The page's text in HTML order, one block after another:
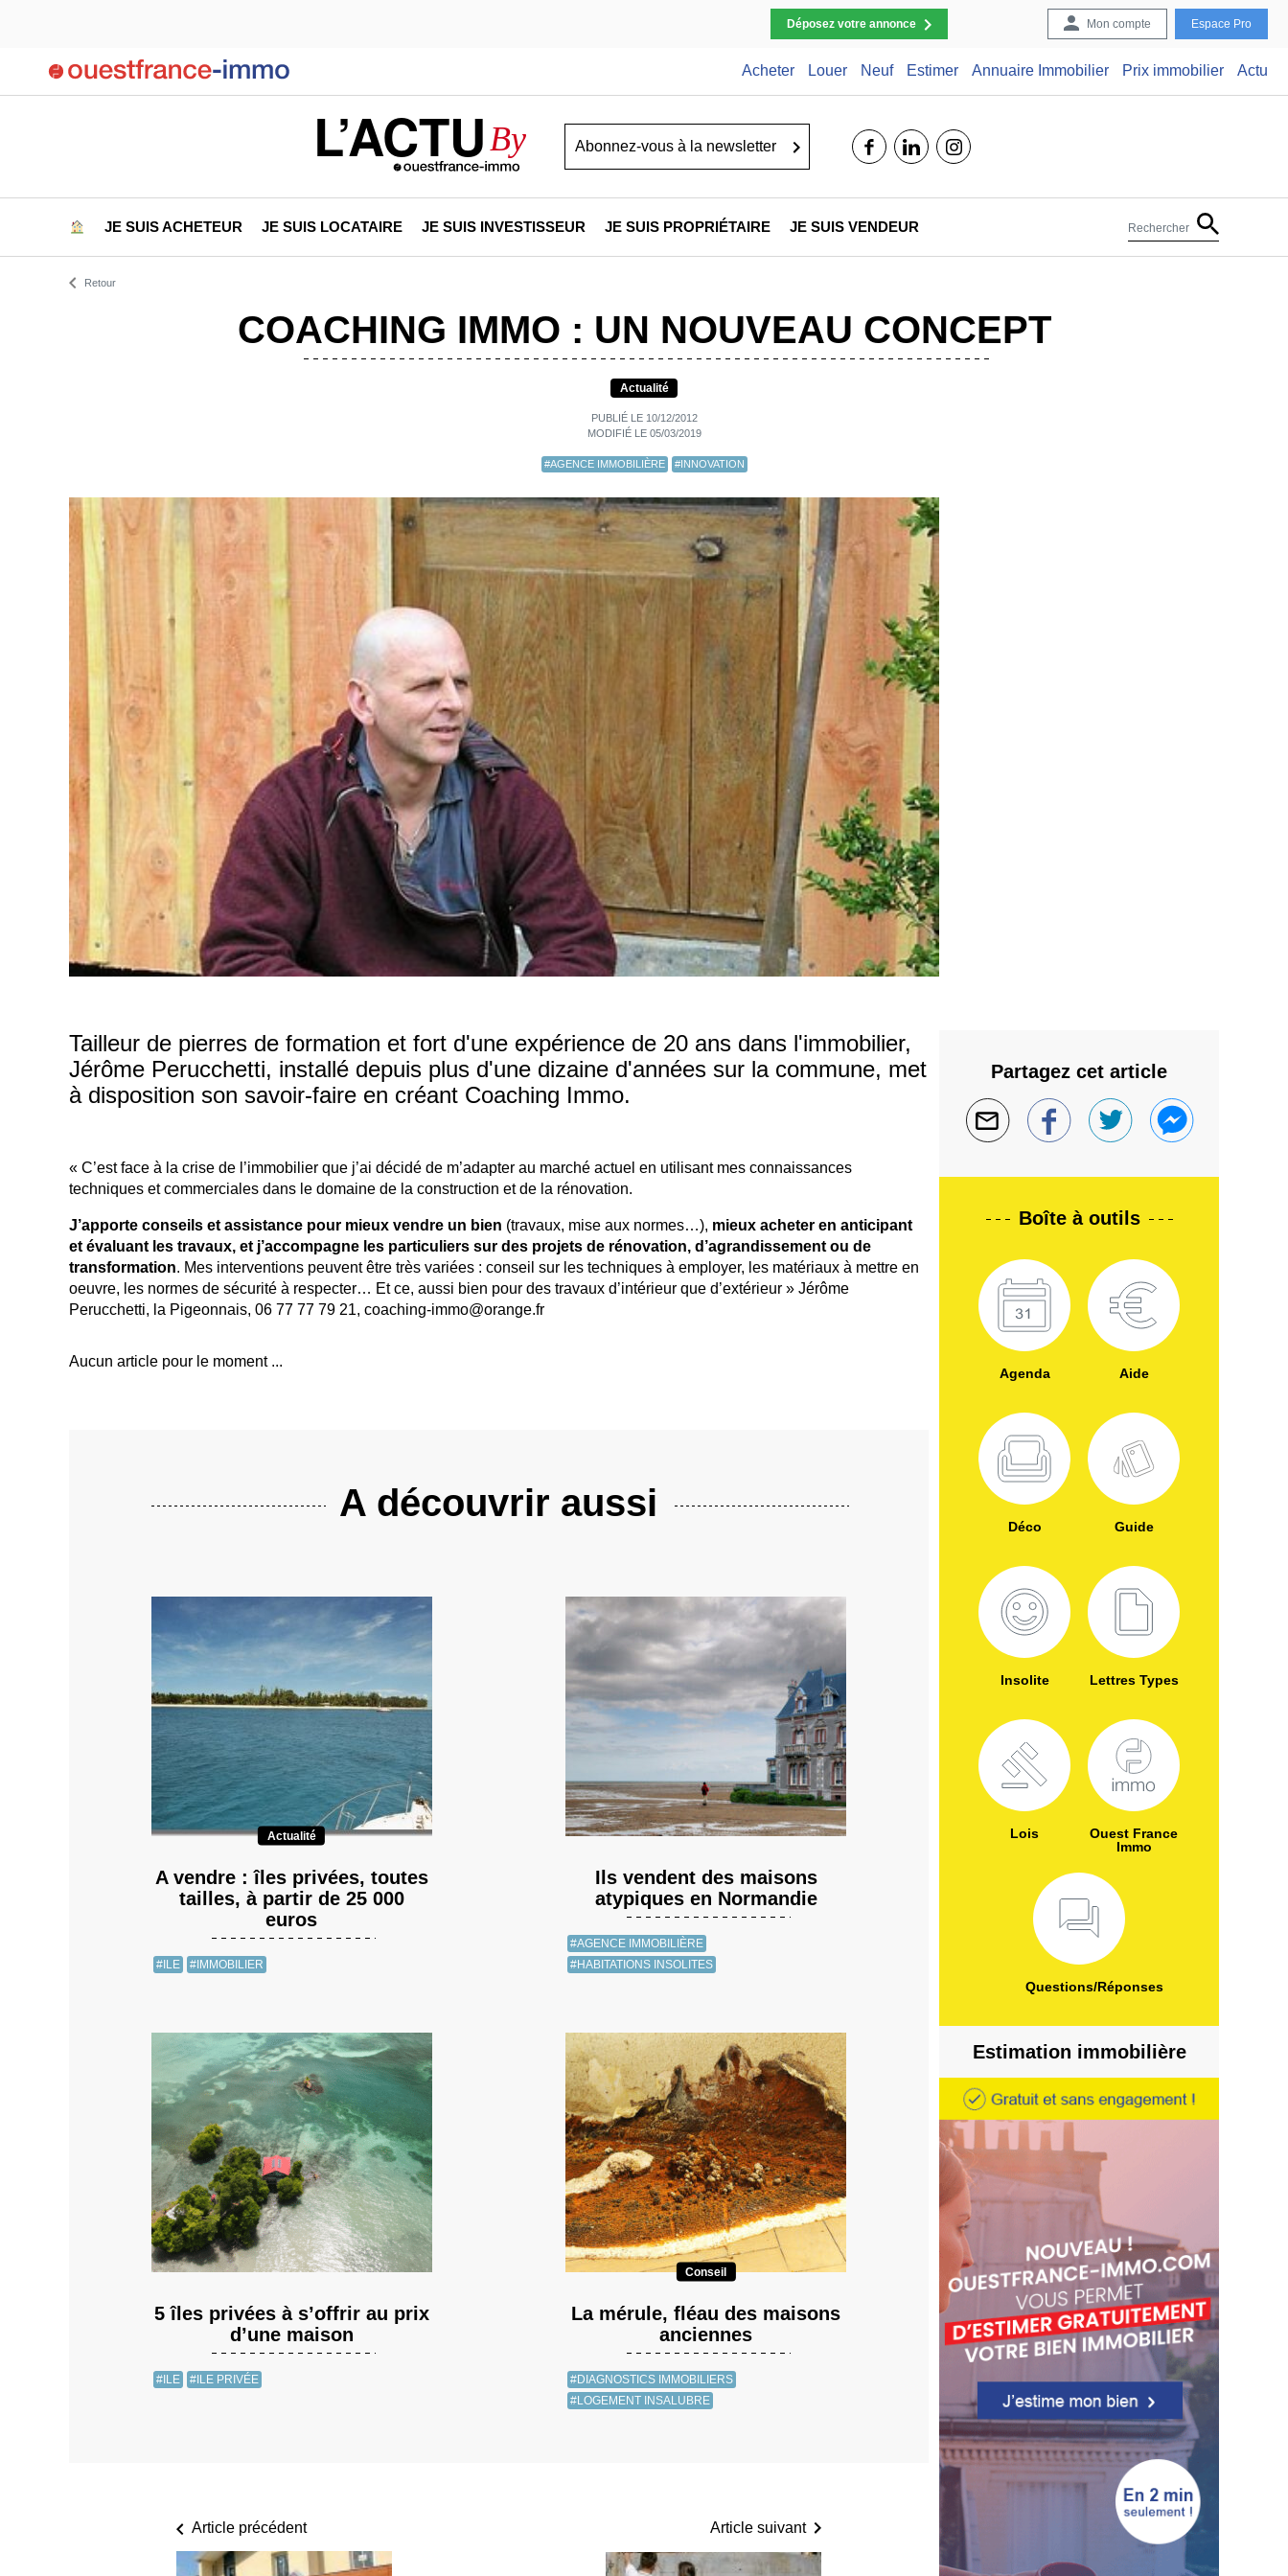
Déposez votre annonce Mon compte Espace Pro
Acheter Louer Neuf Estimer Annuaire Immobilier Prix immobilier Actu
L’ACTU By facebooklinkedin
JE SUIS ACHETEUR JE SUIS LOCATAIRE JE SUIS INVESTISSEUR JE SUIS PROPRIÉTAIRE JE SUIS VENDEUR Rechercher
Retour
COACHING IMMO : UN NOUVEAU CONCEPT
Actualité
PUBLIÉ LE 10/12/2012
MODIFIÉ LE 05/03/2019
#AGENCE IMMOBILIÈRE #INNOVATION
Tailleur de pierres de formation et fort d'une expérience de 20 ans dans l'immobilier,
Jérôme Perucchetti, installé depuis plus d'une dizaine d'années sur la commune, met
à disposition son savoir-faire en créant Coaching Immo.
« C’est face à la crise de l’immobilier que j’ai décidé de m’adapter au marché actuel en utilisant mes connaissances
techniques et commerciales dans le domaine de la construction et de la rénovation.
J’apporte conseils et assistance pour mieux vendre un bien (travaux, mise aux normes…), mieux acheter en anticipant
et évaluant les travaux, et j’accompagne les particuliers sur des projets de rénovation, d’agrandissement ou de
transformation. Mes interventions peuvent être très variées : conseil sur les techniques à employer, les matériaux à mettre en
oeuvre, les normes de sécurité à respecter… Et ce, aussi bien pour des travaux d’intérieur que d’extérieur » Jérôme
Perucchetti, la Pigeonnais, 06 77 77 79 21, coaching-immo@orange.fr
Aucun article pour le moment ...
A découvrir aussi
Actualité
A vendre : îles privées, toutes
tailles, à partir de 25 000
euros
#ILE #IMMOBILIER
Ils vendent des maisons
atypiques en Normandie
#AGENCE IMMOBILIÈRE
#HABITATIONS INSOLITES
5 îles privées à s’offrir au prix
d’une maison
#ILE #ILE PRIVÉE
Conseil
La mérule, fléau des maisons
anciennes
#DIAGNOSTICS IMMOBILIERS
#LOGEMENT INSALUBRE
Article précédent Article suivant
Partagez cet article
Boîte à outils
Agenda Aide
Déco Guide
Insolite Lettres Types
Lois
Ouest France
Immo
Questions/Réponses
Estimation immobilière